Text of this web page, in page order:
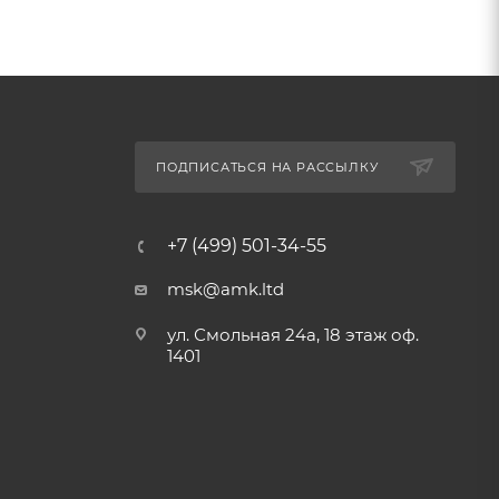
ПОДПИСАТЬСЯ НА РАССЫЛКУ
+7 (499) 501-34-55
msk@amk.ltd
ул. Смольная 24а, 18 этаж оф.
1401